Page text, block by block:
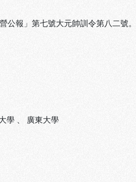
報」第七號大元帥訓令第八二號。
學 、 廣東大學